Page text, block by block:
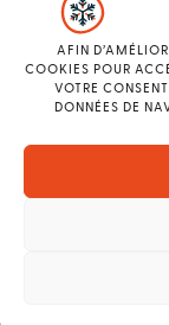
AFIN
COOKIES POUR
VOTRE
DONNÉES DE